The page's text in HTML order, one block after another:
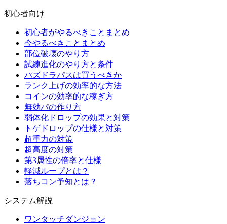
初心者向け
初心者がやるべきことまとめ
今やるべきことまとめ
部位破壊のやり方
試練進化のやり方と条件
パズドラパスは買うべきか
ランク上げの効率的な方法
コインの効率的な稼ぎ方
無効パの作り方
弱体化ドロップの効果と対策
トゲドロップの仕様と対策
超重力の対策
超高度の対策
第3属性の倍率と仕様
軽減ループとは？
落ちコン予知とは？
システム解説
ワンタッチダンジョン